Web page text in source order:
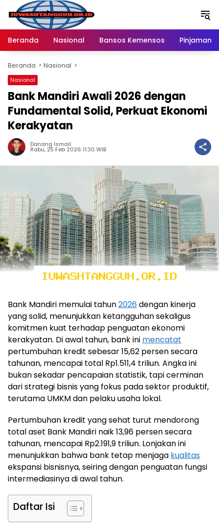
Langsung
konten
Beranda
Nasional Bansos Kemensos Pinjaman
Beranda Nasional
Nasional
Bank Mandiri Awali 2026 dengan
Fundamental Solid, Perkuat Ekonomi
Kerakyatan
Danang Ismail
Rabu, 25 Feb 2026 11:30 WIB
Bank Mandiri memulai tahun2026 dengan kinerja
yang solid, menunjukkan ketangguhan sekaligus
komitmen kuat terhadap penguatan ekonomi
kerakyatan. Di awal tahun, bank ini mencatat
pertumbuhan kredit sebesar 15,62 persen secara
tahunan, mencapai total Rp1.511,4 triliun. Angka ini
bukan sekadar pencapaian statistik, tapi cerminan
dari strategi bisnis yang fokus pada sektor produktif,
terutama UMKM dan pelaku usaha lokal.
Pertumbuhan kredit yang sehat turut mendorong
total aset Bank Mandiri naik 13,96 persen secara
tahunan, mencapai Rp2.191,9 triliun. Lonjakan ini
menunjukkan bahwa bank tetap menjaga kualitas
ekspansi bisnisnya, seiring dengan penguatan fungsi
intermediasinya di awal tahun.
Daftar Isi